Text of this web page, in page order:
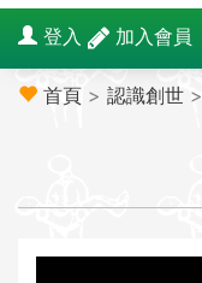
登入 加入會員
首頁 > 認識創世 >